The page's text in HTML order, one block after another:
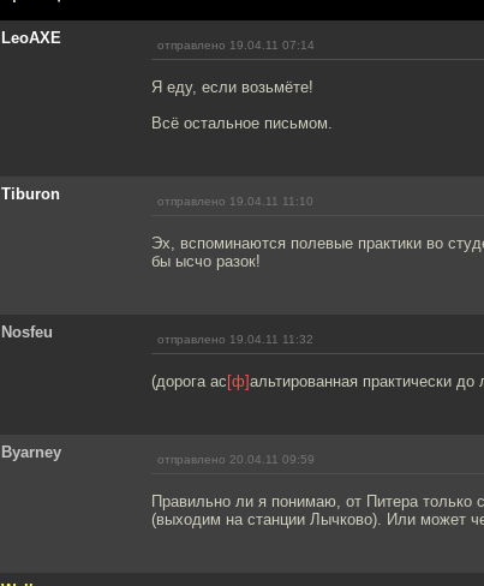
LeoAXE отправлено 19.04.11 07:14
Я еду, если возьмёте!
Всё остальное письмом.
Tiburon отправлено 19.04.11 11:10
Эх, вспоминаются полевые практики во
бы ысчо разок!
Nosfeu отправлено 19.04.11 11:32
(дорога ас [ф]альтированная практически до
Byarney отправлено 20.04.11 09:59
Правильно ли я понимаю, от Питера
(выходим на станции Лычково). Или может